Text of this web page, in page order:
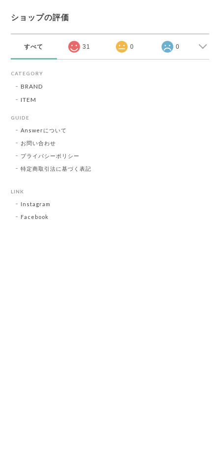
ショップの評価
すべて 31 0 0
CATEGORY
BRAND
ITEM
GUIDE
Answerについて
お問い合わせ
プライバシーポリシー
特定商取引法に基づく表記
LINK
Instagram
Facebook